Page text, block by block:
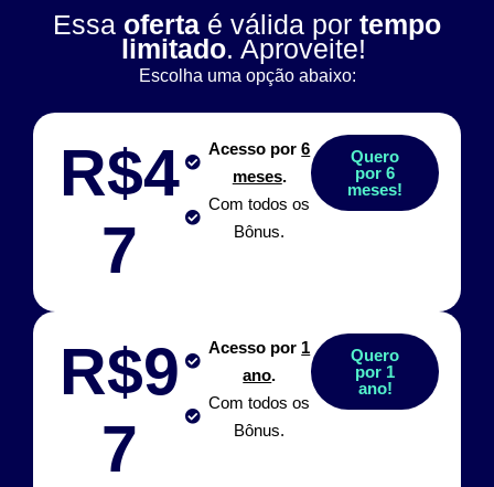
Essa oferta é válida por tempo
limitado. Aproveite!
Escolha uma opção abaixo:
R$4
7
Acesso por6
meses.
Com todos os
Bônus.
Quero
por 6
meses!
R$9
7
Acesso por 1
ano.
Com todos os
Bônus.
Quero
por 1
ano!